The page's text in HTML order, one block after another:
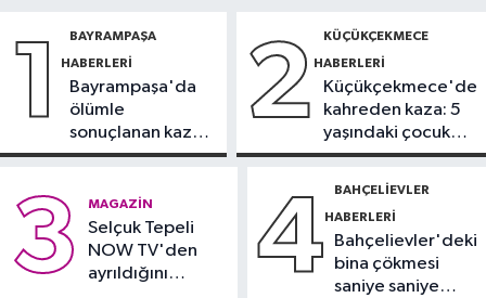
can pazarı
Fatih Haberleri
kamerada
17:58
ormana sıçradı
1 BAYRAMPAŞA
HABERLERI
Bayrampaşa'da
ölümle
sonuçlanan kaza:
Sürücü
2 KÜÇÜKÇEKMECE
HABERLERI
Küçükçekmece'de
kahreden kaza: 5
yaşındaki çocuk
yoğun bakımda
3 MAGAZIN
Selçuk Tepeli
NOW TV'den
ayrıldığını
4 BAHÇELIEVLER
HABERLERI
Bahçelievler'deki
bina çökmesi
saniye saniye